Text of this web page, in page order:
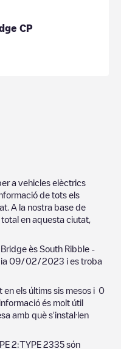
CP
a vehicles elèctrics
de tots els
A la nostra base de
en aquesta ciutat,
ès South Ribble -
09/02/2023 i es troba
els últims sis mesos i 0
és molt útil
amb què s'instal·len
2:TYPE 2335 són